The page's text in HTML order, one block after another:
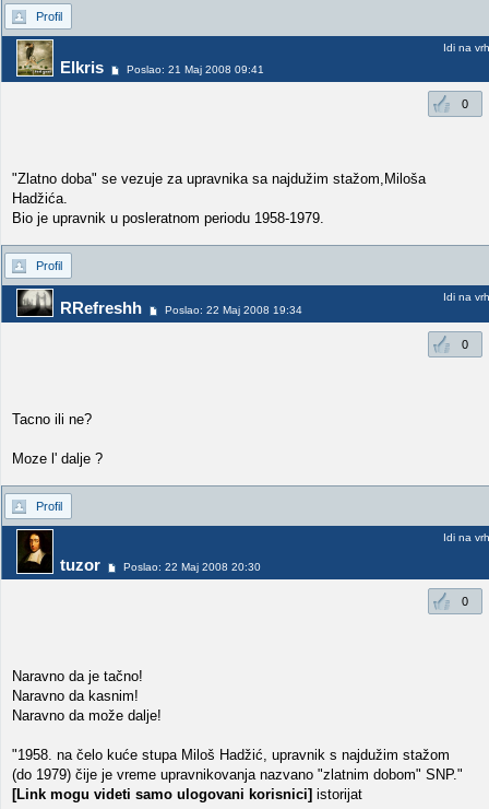
Profil
Elkris Poslao: 21 Maj 2008 09:41
Idi na vrh
0
"Zlatno doba" se vezuje za upravnika sa najdužim stažom,Miloša
Hadžića.
Bio je upravnik u posleratnom periodu 1958-1979.
Profil
RRefreshh Poslao: 22 Maj 2008 19:34
Idi na vrh
0
Tacno ili ne?
Moze l' dalje ?
Profil
tuzor Poslao: 22 Maj 2008 20:30
Idi na vrh
0
Naravno da je tačno!
Naravno da kasnim!
Naravno da može dalje!
"1958. na čelo kuće stupa Miloš Hadžić, upravnik s najdužim stažom
(do 1979) čije je vreme upravnikovanja nazvano "zlatnim dobom" SNP."
[Link mogu videti samo ulogovani korisnici] istorijat